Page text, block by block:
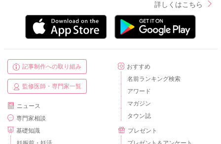
詳しくはこちら
記事制作への取り組み
監修医師・専門家一覧
ニュース
専門家相談
基礎知識
おすすめ
名前ランキング検索
アワード
マガジン
タウン誌
プレゼント